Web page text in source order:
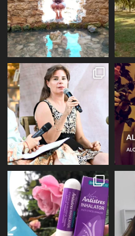
Prošli tjedan @alqvimia_hrvatska je
slavila 2...
67 6
U
Evo malo detaljnije o mirisu i
limbičkom sustavu,...
12 0